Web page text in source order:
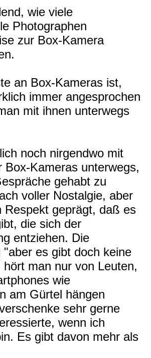
wie viele
Photographen
zur Box-Kamera
an Box-Kameras ist,
immer angesprochen
mit ihnen unterwegs
noch nirgendwo mit
Box-Kameras unterwegs,
gehabt zu
voller Nostalgie, aber
Respekt geprägt, daß es
die sich der
entziehen. Die
"aber es gibt doch keine
hört man nur von Leuten,
wie
am Gürtel hängen
sehr gerne
wenn ich
Es gibt davon mehr als